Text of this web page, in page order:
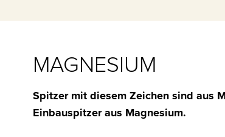
MAGNESIUM
Spitzer mit diesem Zeichen sind aus
Einbauspitzer aus Magnesium.